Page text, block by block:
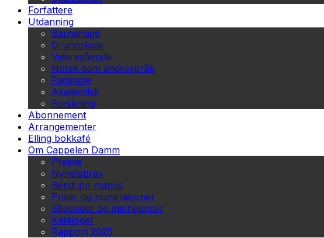
Forfattere
Utdanning
Barnehage
Grunnskole
Videregående
Norsk som andrespråk
Fagskole
Akademisk
Forskning
Abonnement
Arrangementer
Elling bokkafé
Om Cappelen Damm
Presse
Nyhetsbrev
Send inn manus
Priser og nominasjoner
Stipender og minnepriser
Kataloger
Rapport 2025